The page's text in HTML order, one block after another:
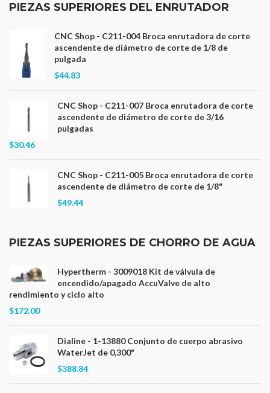
PIEZAS SUPERIORES DEL ENRUTADOR
CNC Shop - C211-004 Broca enrutadora de corte
ascendente de diámetro de corte de 1/8 de
pulgada
$44.83
CNC Shop - C211-007 Broca enrutadora de corte
ascendente de diámetro de corte de 3/16
pulgadas
$30.46
CNC Shop - C211-005 Broca enrutadora de corte
ascendente de diámetro de corte de 1/8"
$49.44
PIEZAS SUPERIORES DE CHORRO DE AGUA
Hypertherm - 3009018 Kit de válvula de
encendido/apagado AccuValve de alto
rendimiento y ciclo alto
$172.00
Dialine - 1-13880 Conjunto de cuerpo abrasivo
WaterJet de 0,300"
$388.84